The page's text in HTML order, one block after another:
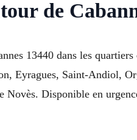
de
13440 dans les
Eyragues, Saint-Andiol,
Novès. Disponible en